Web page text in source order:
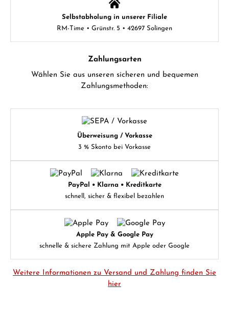
Selbstabholung in unserer Filiale
RM-Time • Grünstr. 5 • 42697 Solingen
Zahlungsarten
Wählen Sie aus unseren sicheren und bequemen
Zahlungsmethoden:
Überweisung / Vorkasse
3 % Skonto bei Vorkasse
PayPal • Klarna • Kreditkarte
schnell, sicher & flexibel bezahlen
Apple Pay & Google Pay
schnelle & sichere Zahlung mit Apple oder Google
Weitere Informationen zu Versand und Zahlung finden Sie
hier